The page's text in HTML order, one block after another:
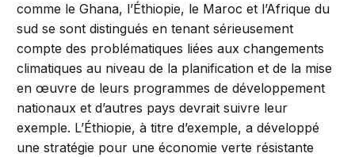
comme le Ghana, l’Éthiopie, le Maroc et l’Afrique du
sud se sont distingués en tenant sérieusement
compte des problématiques liées aux changements
climatiques au niveau de la planification et de la mise
en œuvre de leurs programmes de développement
nationaux et d’autres pays devrait suivre leur
exemple. L’Éthiopie, à titre d’exemple, a développé
une stratégie pour une économie verte résistante